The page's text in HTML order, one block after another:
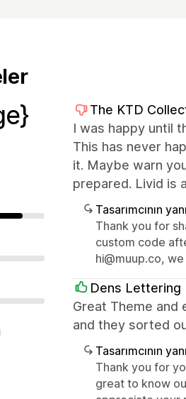
The KTD
I was happy until
This has never
it. Maybe warn
prepared. Livid is
Tasarımcının
Thank you for
custom code
hi@muup.co,
Dens Lettering
Great Theme
and they sorted
Tasarımcının
Thank you for
great to know